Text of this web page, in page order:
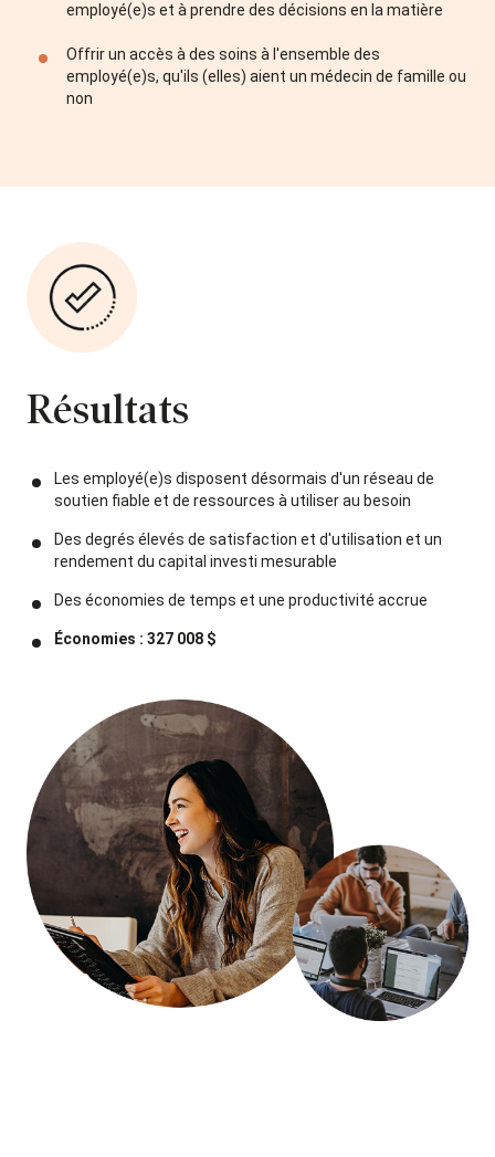
employé(e)s et à prendre des décisions en la matière
Offrir un accès à des soins à l'ensemble des
employé(e)s, qu'ils (elles) aient un médecin de famille ou
non
Résultats
Les employé(e)s disposent désormais d'un réseau de
soutien fiable et de ressources à utiliser au besoin
Des degrés élevés de satisfaction et d'utilisation et un
rendement du capital investi mesurable
Des économies de temps et une productivité accrue
Économies : 327 008 $